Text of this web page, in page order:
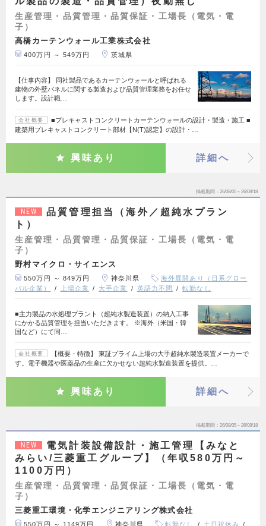
生産管理・品質管理・品質保証・工場長（電気・電
子）
高橋カーテンウォール工業株式会社
400万円 ～ 549万円 茨城県
【仕事内容】 同社製品であるカーテンウォールと呼ばれる
建物の外壁パネルに関する製造および品質管理業務をお任せ
します。設計職…
会社概要
■プレキャストコンクリートカーテンウォールの設計・製造・施工 ■
建築用プレキャストコンクリート部材【N(T)認定】の設計・…
興味あり 詳細へ
掲載期間 26/08/05～26/08/18
NEW
品質管理担当（海外／超純水プラン
ト）
生産管理・品質管理・品質保証・工場長（電気・電
子）
野村マイクロ・サイエンス
550万円 ～ 849万円 神奈川県
海外展開あり（日系グロー
バル企業）
上場企業 大手企業 英語力不問 転勤なし
■主力製品の水処理プラント（超純水製造装置）の納入工事
にかかる品質管理を担当いただきます。 ※海外（米国・韓
国など）にて同…
会社概要
【概要・特徴】 東証プライム上場の大手超純水製造装置メーカーで
す。電子機器や医薬品の生産に欠かせない超純水製造装置を提供。…
興味あり 詳細へ
掲載期間 26/08/05～26/08/18
NEW
電気計装設備設計・施工管理【みなと
みらい/三菱重工グループ】（年収580万円～
1100万円）
生産管理・品質管理・品質保証・工場長（電気・電
子）
三菱重工環境・化学エンジニアリング株式会社
550万円 ～ 1149万円 神奈川県 転勤なし
土日祝休み